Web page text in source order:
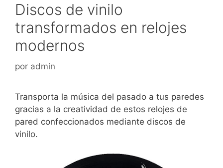
Discos de vinilo
transformados en relojes
modernos
por admin
Transporta la música del pasado a tus paredes
gracias a la creatividad de estos relojes de
pared confeccionados mediante discos de
vinilo.